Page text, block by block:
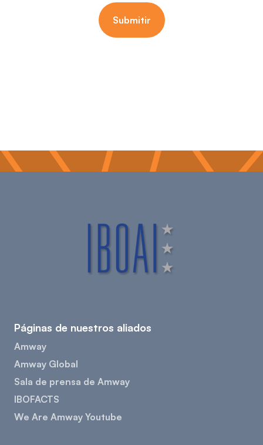
Páginas de nuestros aliados
Amway
Amway Global
Sala de prensa de Amway
IBOFACTS
We Are Amway Youtube